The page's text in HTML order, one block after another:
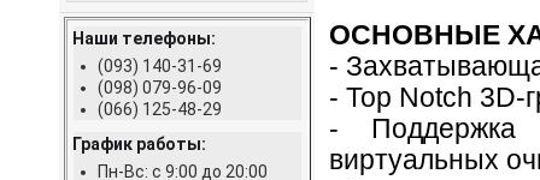
Наши телефоны:
(093) 140-31-69
(098) 079-96-09
(066) 125-48-29
График работы:
Пн-Вс: с 9:00 до 20:00
ОСНОВНЫЕ
-
- Top Notch 3D-
- Поддержка
виртуальных